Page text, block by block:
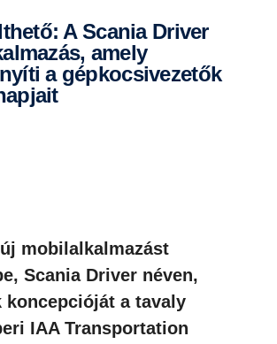
amely
a gépkocsivezetők
mobilalkalmazást
Scania Driver néven,
koncepcióját a tavaly
IAA Transportation